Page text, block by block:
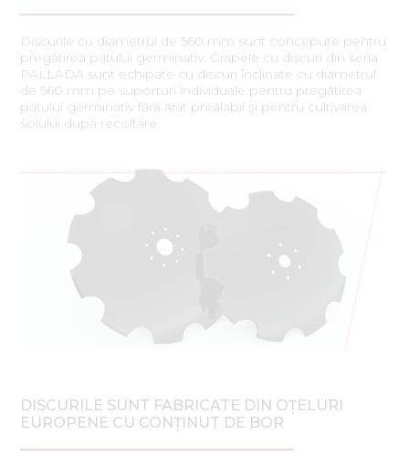
Discurile cu diametrul de 560 mm sunt concepute pentru
pregătirea patului germinativ. Grapele cu discuri din seria
PALLADA sunt echipate cu discuri înclinate cu diametrul
de 560 mm pe suporturi individuale pentru pregătirea
patului germinativ fără arat prealabil și pentru cultivarea
solului după recoltare.
DISCURILE SUNT FABRICATE DIN OȚELURI
EUROPENE CU CONȚINUT DE BOR